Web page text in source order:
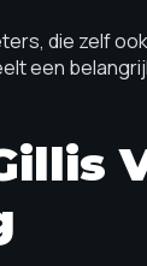
die zelf
een